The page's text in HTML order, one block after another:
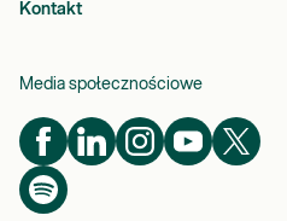
Kontakt
Media społecznościowe